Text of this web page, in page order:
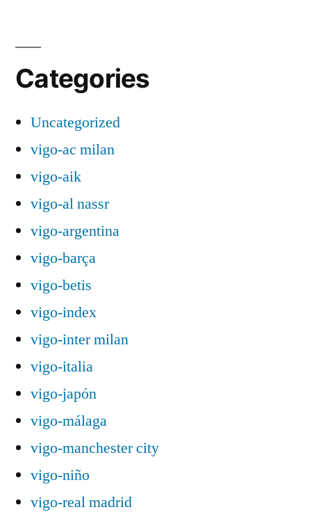
Categories
Uncategorized
vigo-ac milan
vigo-aik
vigo-al nassr
vigo-argentina
vigo-barça
vigo-betis
vigo-index
vigo-inter milan
vigo-italia
vigo-japón
vigo-málaga
vigo-manchester city
vigo-niño
vigo-real madrid